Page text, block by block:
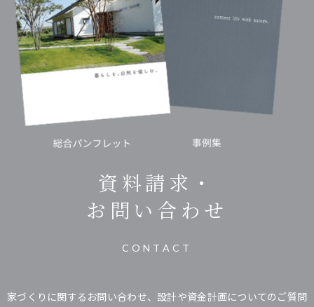
資料請求・
お問い合わせ
CONTACT
家づくりに関するお問い合わせ、設計や資金計画についてのご質問